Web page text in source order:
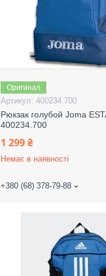
Оригинал
400234.700
Рюкзак голубой Joma
400234.700
1 299 ₴
Немає в наявності
+380 (68) 378-79-88